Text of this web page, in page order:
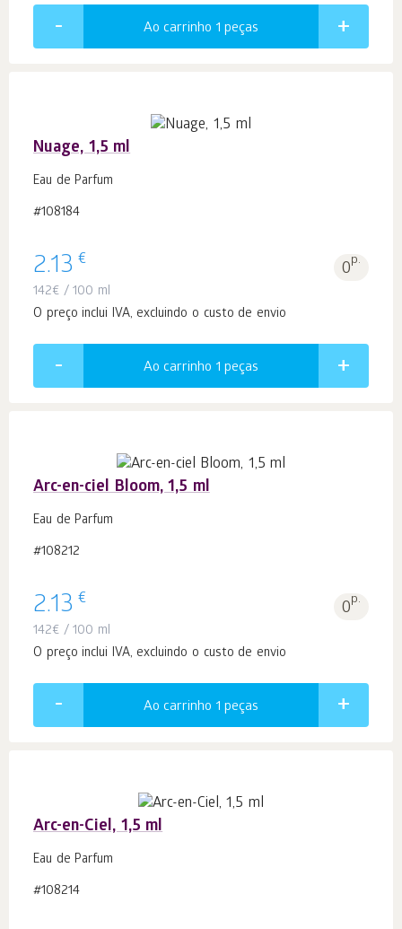
Ao carrinho 1 peças
Nuage, 1,5 ml
Eau de Parfum
#108184
2.13 € 0p.
142€ / 100 ml
O preço inclui IVA, excluindo o custo de envio
Ao carrinho 1 peças
Arc-en-ciel Bloom, 1,5 ml
Eau de Parfum
#108212
2.13 € 0p.
142€ / 100 ml
O preço inclui IVA, excluindo o custo de envio
Ao carrinho 1 peças
Arc-en-Ciel, 1,5 ml
Eau de Parfum
#108214